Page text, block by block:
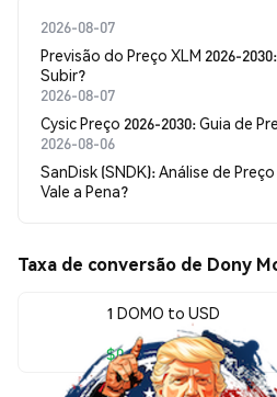
2026-08-07
Previsão do Preço XLM 2026-
Subir?
2026-08-07
Cysic Preço 2026-2030: Guia de
2026-08-06
SanDisk (SNDK): Análise de
Vale a Pena?
Taxa de conversão de Dony
1 DOMO to USD
$0.00000963